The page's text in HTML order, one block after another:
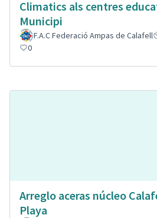
Climatics als centres
Municipi
F.A.C Federació Ampas de Calafell
0
Arreglo aceras núcleo
Playa